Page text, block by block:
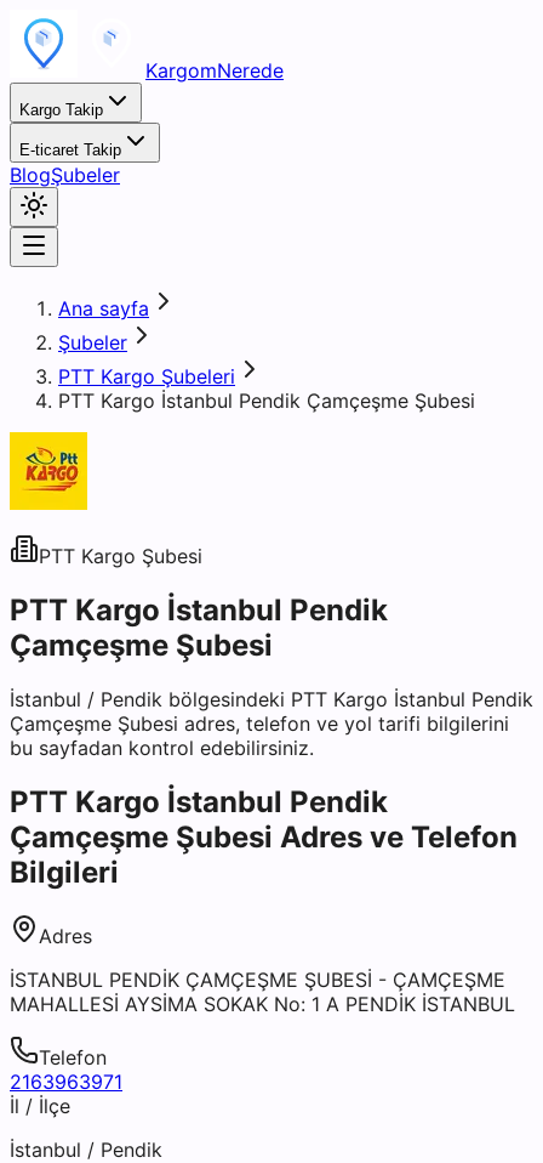
KargomNerede
Kargo Takip
E-ticaret Takip
BlogŞubeler
Ana sayfa
Şubeler
PTT Kargo Şubeleri
PTT Kargo İstanbul Pendik Çamçeşme Şubesi
PTT Kargo Şubesi
PTT Kargo İstanbul Pendik
Çamçeşme Şubesi
İstanbul / Pendik bölgesindeki PTT Kargo İstanbul Pendik
Çamçeşme Şubesi adres, telefon ve yol tarifi bilgilerini
bu sayfadan kontrol edebilirsiniz.
PTT Kargo İstanbul Pendik
Çamçeşme Şubesi Adres ve Telefon
Bilgileri
Adres
İSTANBUL PENDİK ÇAMÇEŞME ŞUBESİ - ÇAMÇEŞME
MAHALLESİ AYSİMA SOKAK No: 1 A PENDİK İSTANBUL
Telefon
2163963971
İl / İlçe
İstanbul / Pendik